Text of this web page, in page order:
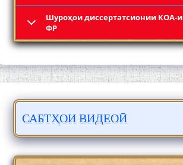
Шyроҳои диссертатсионии КОА-и
ФР
САБТҲОИ ВИДЕОӢ
Кадамчо Худои Шарифзода
Сайре дар Осорхона Муҳаммадҷон
Раҳимӣ